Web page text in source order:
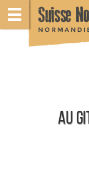
AU